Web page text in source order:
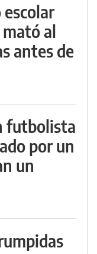
al
antes de
futbolista
por un
un